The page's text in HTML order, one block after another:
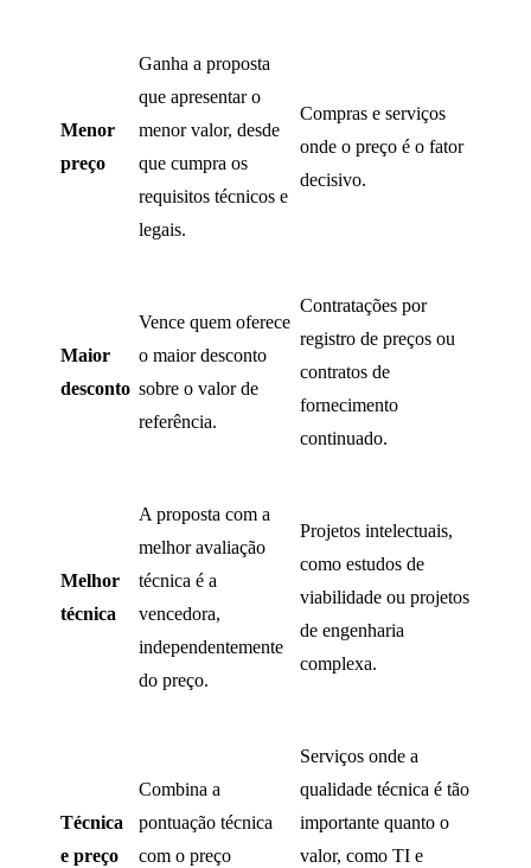
Menor
preço
Ganha a proposta
que apresentar o
menor valor, desde
que cumpra os
requisitos técnicos e
legais.
Compras e serviços
onde o preço é o fator
decisivo.
Maior
desconto
Vence quem oferece
o maior desconto
sobre o valor de
referência.
Contratações por
registro de preços ou
contratos de
fornecimento
continuado.
Melhor
técnica
A proposta com a
melhor avaliação
técnica é a
vencedora,
independentemente
do preço.
Projetos intelectuais,
como estudos de
viabilidade ou projetos
de engenharia
complexa.
Técnica
e preço
Combina a
pontuação técnica
com o preço
Serviços onde a
qualidade técnica é tão
importante quanto o
valor, como TI e